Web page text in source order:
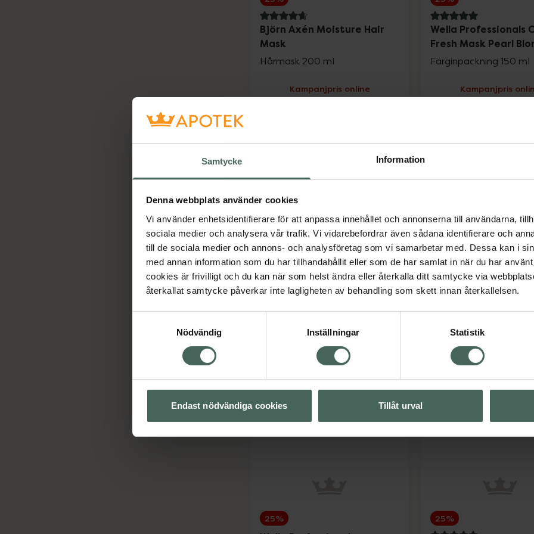
Samtycke Information
Denna webbplats använder cookies
Vi använder enhetsidentifierare för att anpassa innehållet och annonserna till användarna,
sociala medier och analysera vår trafik. Vi vidarebefordrar även sådana identifierare och
till de sociala medier och annons- och analysföretag som vi samarbetar med. Dessa kan i
med annan information som du har tillhandahållit eller som de har samlat in när du har
cookies är frivilligt och du kan när som helst ändra eller återkalla ditt samtycke via
återkallat samtycke påverkar inte lagligheten av behandling som skett innan återkallelsen.
Nödvändig
Inställningar Statistik
Endast nödvändiga cookies Tillåt urval
4.8 av 5 i omdöme
Björn Axén Moisture Hair
Mask
Hårmask 200 ml
Kampanjpris online
179,25 kr
5 av 5 i omdöme
Wella Professionals
Fresh Mask Pearl
Färginpackning 150 ml
Kampanjpris
153,75 kr
25%
4.3 av 5 i omdöme
Kronans Apotek Hair +
Kampanjpris online
74,25 kr
25%
4.6 av 5 i omdöme
Löwengrip The Cure -
Kampanjpris
156,75 kr
25% 25%